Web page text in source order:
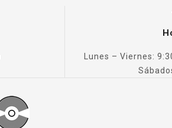
Lunes – Viernes: